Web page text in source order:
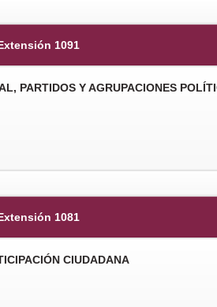
1091
PARTIDOS Y AGRUPACIONES
1081
CIUDADANA